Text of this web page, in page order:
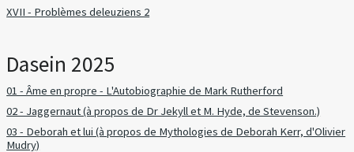
XVII - Problèmes deleuziens 2
Dasein 2025
01 - Âme en propre - L'Autobiographie de Mark Rutherford
02 - Jaggernaut (à propos de Dr Jekyll et M. Hyde, de Stevenson.)
03 - Deborah et lui (à propos de Mythologies de Deborah Kerr, d'Olivier
Mudry)